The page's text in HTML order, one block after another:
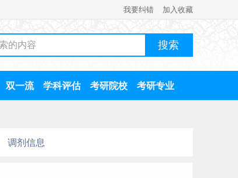
我要纠错 加入收藏
双一流 学科评估 考研院校 考研专业
调剂信息